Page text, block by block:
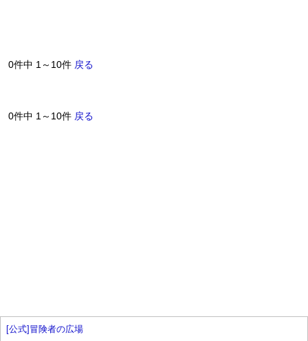
0件中 1～10件 戻る
0件中 1～10件 戻る
[公式]冒険者の広場